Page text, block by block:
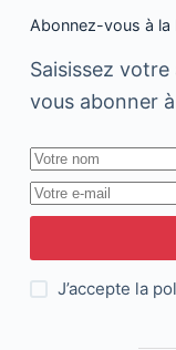
Abonnez-vous à la
Saisissez
vous abonner
J’accepte la